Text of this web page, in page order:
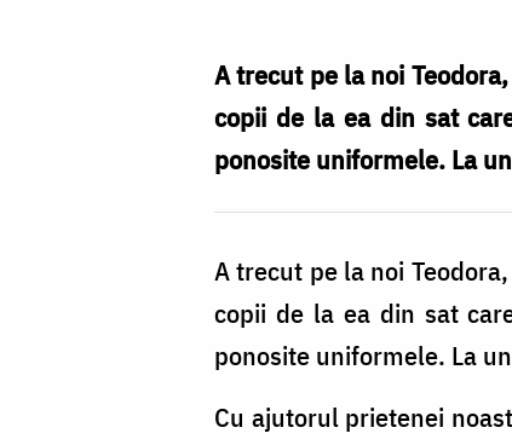
A trecut pe la noi
copii de la ea din sat
ponosite uniformele. La
A trecut pe la noi
copii de la ea din sat
ponosite uniformele. La
Cu ajutorul prietenei